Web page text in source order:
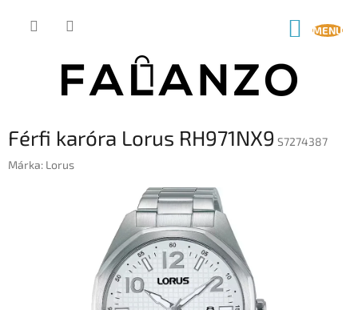
KOSÁR
Férfi karóra Lorus RH971NX9 S7274387
Márka: Lorus